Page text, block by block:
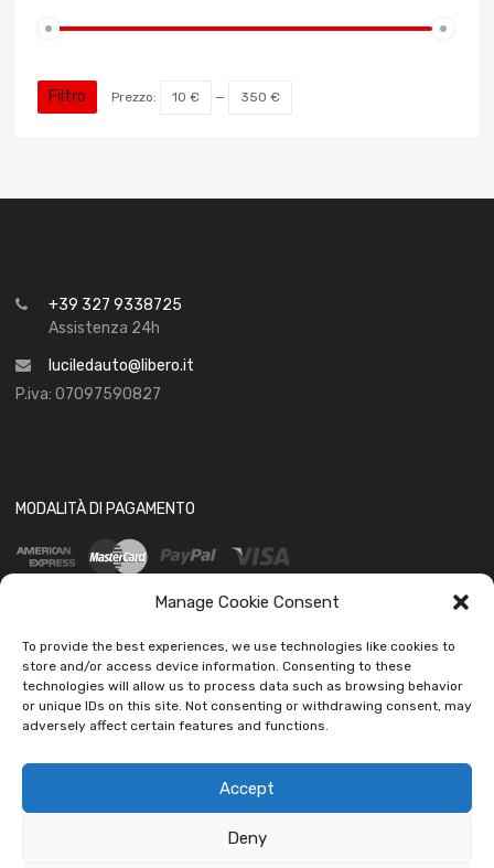
Manage Cookie Consent
To provide the best experiences, we use technologies like cookies to
store and/or access device information. Consenting to these
technologies will allow us to process data such as browsing behavior
or unique IDs on this site. Not consenting or withdrawing consent, may
adversely affect certain features and functions.
Accept
Deny
Filtro Prezzo: 10 € — 350 €
+39 327 9338725
Assistenza 24h
luciledauto@libero.it
P.iva: 07097590827
MODALITÀ DI PAGAMENTO
SOCIAL
Ledautoshop Auto Parts | Icons made by